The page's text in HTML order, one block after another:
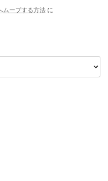
ムーブする方法に